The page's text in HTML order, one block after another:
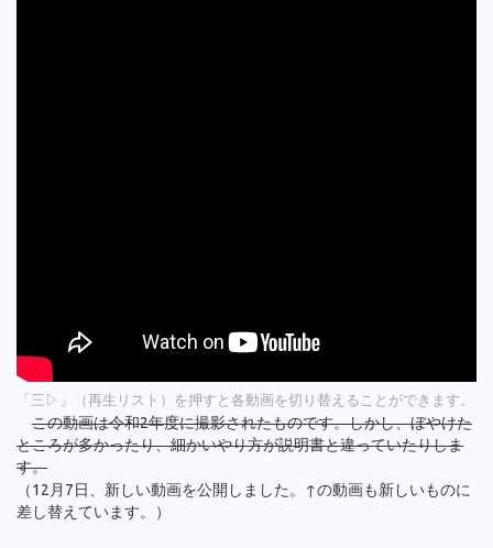
「三▷」（再生リスト）を押すと各動画を切り替えることができます。
この動画は令和2年度に撮影されたものです。しかし、ぼやけた
ところが多かったり、細かいやり方が説明書と違っていたりしま
す。
（12月7日、新しい動画を公開しました。↑の動画も新しいものに
差し替えています。）